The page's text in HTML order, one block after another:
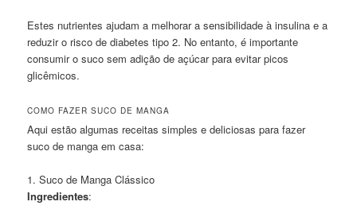
Estes nutrientes ajudam a melhorar a sensibilidade à insulina e a
reduzir o risco de diabetes tipo 2. No entanto, é importante
consumir o suco sem adição de açúcar para evitar picos
glicêmicos.
COMO FAZER SUCO DE MANGA
Aqui estão algumas receitas simples e deliciosas para fazer
suco de manga em casa:
1. Suco de Manga Clássico
Ingredientes: